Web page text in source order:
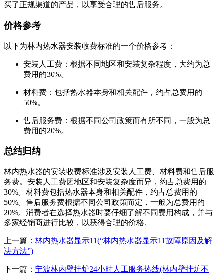
买了正规渠道的产品，以享受合理的售后服务。
价格参考
以下为林内热水器安装收费标准的一个价格参考：
安装人工费：根据不同地区和安装复杂程度，大约为总
费用的30%。
材料费：包括热水器本身和相关配件，约占总费用的
50%。
售后服务费：根据不同公司政策而有所不同，一般为总
费用的20%。
总结归纳
林内热水器的安装收费标准涉及安装人工费、材料费和售后服
务费。安装人工费因地区和安装复杂度而异，约占总费用的
30%。材料费包括热水器本身和相关配件，约占总费用的
50%。售后服务费根据不同公司政策而定，一般为总费用的
20%。消费者在选择热水器时要仔细了解不同费用构成，并与
多家经销商进行比较，以获得合理的价格。
上一篇： 林内热水器显示11(“林内热水器显示11故障原因及解
决方法”)
下一篇： 宁波林内壁挂炉24小时人工服务热线(林内壁挂炉不